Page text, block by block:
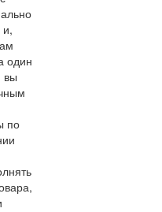
один
вы
по